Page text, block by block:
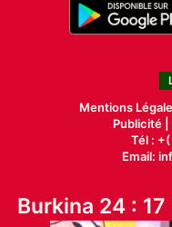
Mentions
Publicité|
Tél :
Email:
Burkina 24 :